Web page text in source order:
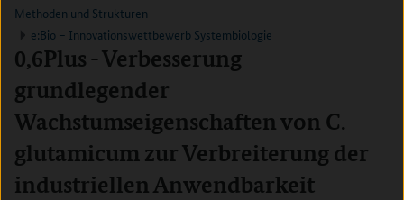
Methoden und Strukturen
e:Bio – Innovationswettbewerb Systembiologie
0,6Plus - Verbesserung
grundlegender
Wachstumseigenschaften von C.
glutamicum zur Verbreiterung der
industriellen Anwendbarkeit